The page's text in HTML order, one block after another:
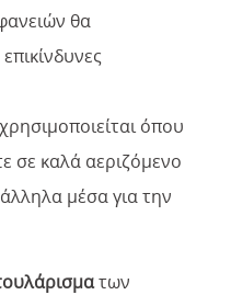
θα
όπου
σε καλά αεριζόμενο
μέσα για την
των